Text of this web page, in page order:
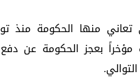
بعجز الحكومة عن